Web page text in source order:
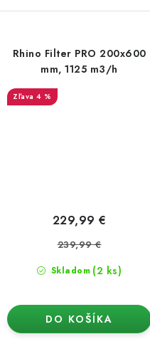
Rhino Filter PRO 200x600
mm, 1125 m3/h
4 %
Skladom (2 ks)
229,99 €
239,99 €
DO KOŠÍKA